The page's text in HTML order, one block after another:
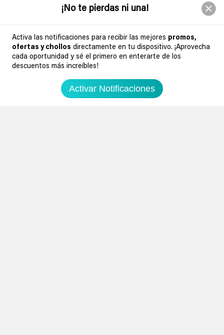
¡No te pierdas ni una!
Activa las notificaciones para recibir las mejores promos,
ofertas y chollos directamente en tu dispositivo. ¡Aprovecha
cada oportunidad y sé el primero en enterarte de los
descuentos más increíbles!
Activar Notificaciones
Ir al chollo
Soydechollos podría recibir una compensación si compras derivado de
nuestra web. Por ejemplo, en calidad de Afiliado de Amazon, se obtienen
ingresos por compras adscritas que cumplen requisitos aplicables. Esto no
determina que chollos se publican.